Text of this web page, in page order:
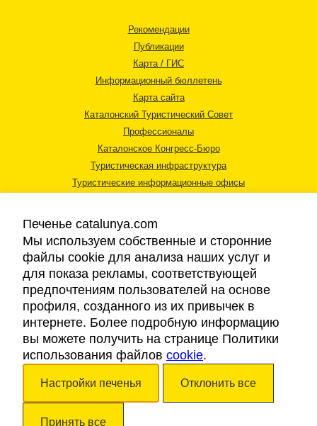
Рекомендации
Публикации
Карта / ГИС
Информационный бюллетень
Карта сайта
Каталонский Туристический Совет
Профессионалы
Каталонское Конгресс-Бюро
Туристическая инфраструктура
Туристические информационные офисы
Правовая информация
Cookies
Доступность
Авторские права © 2026. Каталонский Туристический Совет. Все права
Печенье catalunya.com
Мы используем собственные и сторонние
файлы cookie для анализа наших услуг и
для показа рекламы, соответствующей
предпочтениям пользователей на основе
профиля, созданного из их привычек в
интернете. Более подробную информацию
вы можете получить на странице Политики
использования файлов cookie.
Настройки печенья Отклонить все
Принять все